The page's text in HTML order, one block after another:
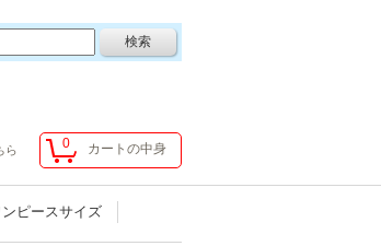
0 カートの中身
ら
ピースサイズ